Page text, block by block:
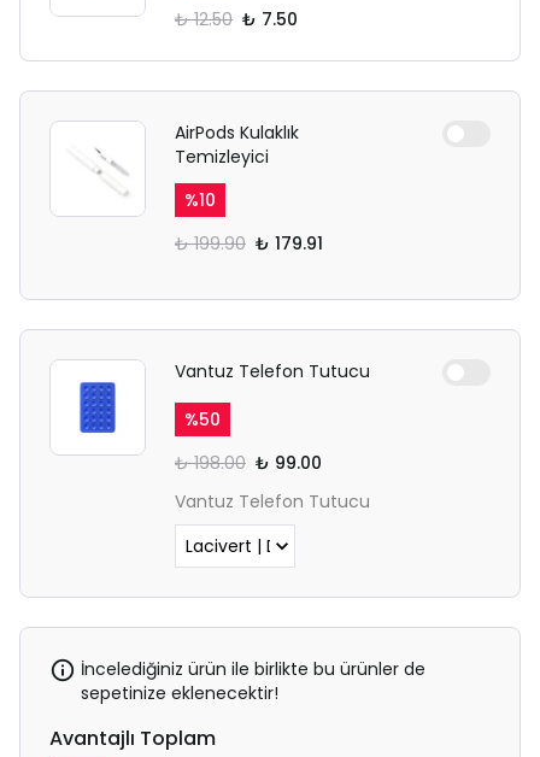
₺ 12.50 ₺ 7.50
AirPods Kulaklık
Temizleyici
%10
₺ 199.90 ₺ 179.91
Vantuz Telefon Tutucu
%50
₺ 198.00 ₺ 99.00
Vantuz Telefon Tutucu
İncelediğiniz ürün ile birlikte bu ürünler de
sepetinize eklenecektir!
Avantajlı Toplam